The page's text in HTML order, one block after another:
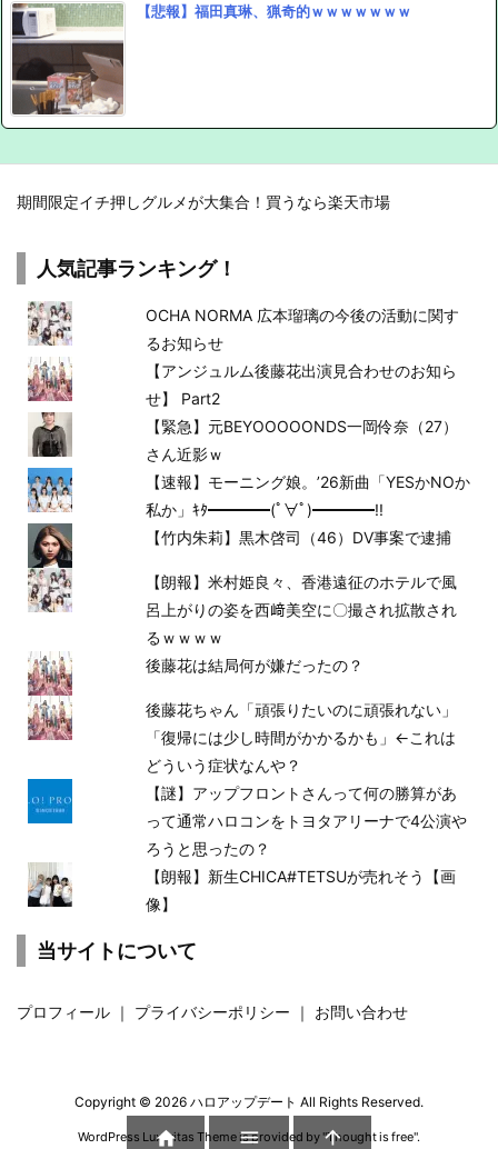
【悲報】福田真琳、猟奇的ｗｗｗｗｗｗｗ
期間限定イチ押しグルメが大集合！買うなら楽天市場
人気記事ランキング！
OCHA NORMA 広本瑠璃の今後の活動に関す
るお知らせ
【アンジュルム後藤花出演見合わせのお知ら
せ】 Part2
【緊急】元BEYOOOOONDS一岡伶奈（27）
さん近影ｗ
【速報】モーニング娘。’26新曲「YESかNOか
私か」ｷﾀ━━━━(ﾟ∀ﾟ)━━━━!!
【竹内朱莉】黒木啓司（46）DV事案で逮捕
【朗報】米村姫良々、香港遠征のホテルで風
呂上がりの姿を西﨑美空に〇撮され拡散され
るｗｗｗｗ
後藤花は結局何が嫌だったの？
後藤花ちゃん「頑張りたいのに頑張れない」
「復帰には少し時間がかかるかも」←これは
どういう症状なんや？
【謎】アップフロントさんって何の勝算があ
って通常ハロコンをトヨタアリーナで4公演や
ろうと思ったの？
【朗報】新生CHICA#TETSUが売れそう【画
像】
当サイトについて
プロフィール ｜ プライバシーポリシー ｜ お問い合わせ
Copyright © 2026 ハロアップデート All Rights Reserved.
WordPress Luxeritas Theme is provided by "Thought is free".
  